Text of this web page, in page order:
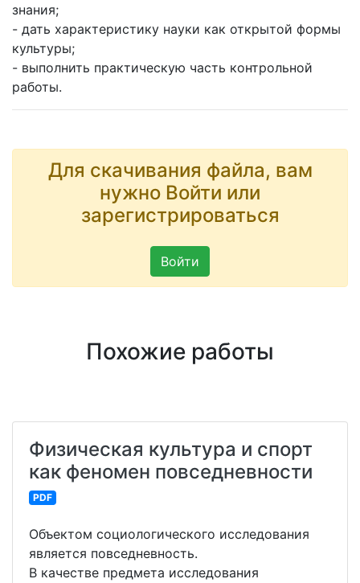
знания;
- дать характеристику науки как открытой формы
культуры;
- выполнить практическую часть контрольной
работы.
Для скачивания файла, вам
нужно Войти или
зарегистрироваться
Войти
Похожие работы
Физическая культура и спорт
как феномен повседневности
PDF
Объектом социологического исследования
является повседневность.
В качестве предмета исследования